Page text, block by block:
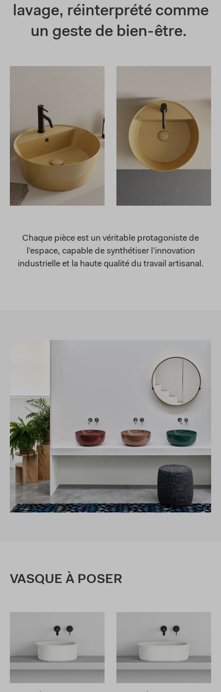
lavage, réinterprété comme
un geste de bien-être.
Chaque pièce est un véritable protagoniste de
l’espace, capable de synthétiser l’innovation
industrielle et la haute qualité du travail artisanal.
VASQUE À POSER